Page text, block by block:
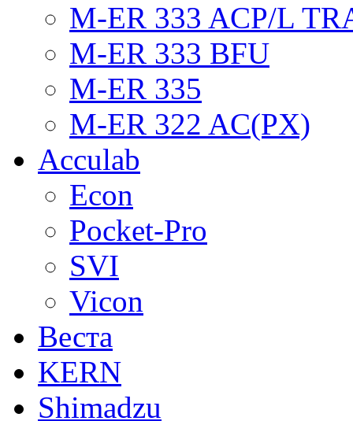
M-ER 333 ACP/L
M-ER 333 BFU
M-ER 335
M-ER 322 AC(PX)
Acculab
Econ
Pocket-Pro
SVI
Vicon
Веста
KERN
Shimadzu